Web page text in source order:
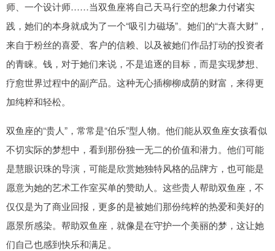
师、一个设计师……当双鱼座将自己天马行空的想象力付诸实
践，她们的本身就成为了一个“吸引力磁场”。她们的“大喜大财”，
来自于粉丝的喜爱、客户的信赖、以及被她们作品打动的投资者
的青睐。钱，对于她们来说，不是追逐的目标，而是实现梦想、
疗愈世界过程中的副产品。这种无心插柳柳成荫的财富，来得更
加纯粹和轻松。
双鱼座的“贵人”，常常是“伯乐”型人物。他们能从双鱼座女孩看似
不切实际的梦想中，看到那份独一无二的价值和潜力。他们可能
是慧眼识珠的导演，可能是欣赏她独特风格的品牌方，也可能是
愿意为她的艺术工作室买单的赞助人。这些贵人帮助双鱼座，不
仅仅是为了商业回报，更多的是被她们那份纯粹的热爱和美好的
愿景所感染。帮助双鱼座，就像是在守护一个美丽的梦，这让她
们自己也感到快乐和满足。